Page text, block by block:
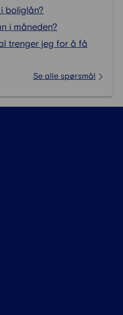
boliglån?
i måneden?
trenger jeg for å få
Se alle spørsmål